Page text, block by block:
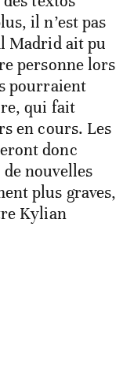
il n’est pas
Madrid ait pu
personne lors
pourraient
qui fait
en cours. Les
donc
nouvelles
plus graves,
Kylian